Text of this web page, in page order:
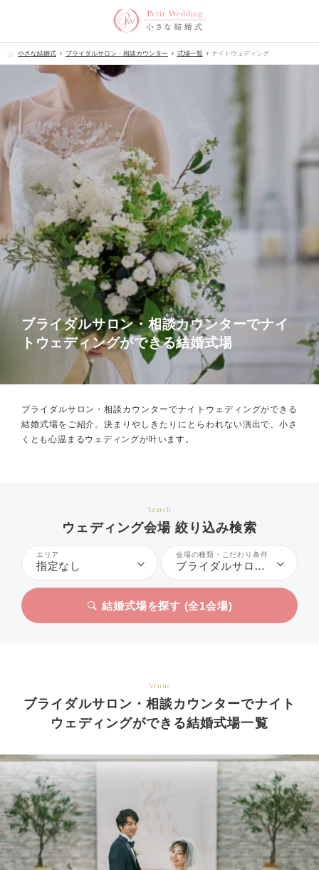
小さな結婚式 ブライダルサロン・相談カウンター 式場一覧 ナイトウェディング
ブライダルサロン・相談カウンターでナイ
トウェディングができる結婚式場
ブライダルサロン・相談カウンターでナイトウェディングができる
結婚式場をご紹介。決まりやしきたりにとらわれない演出で、小さ
くとも心温まるウェディングが叶います。
Search
ウェディング会場 絞り込み検索
エリア
指定なし
会場の種類・こだわり条件
ブライダルサロン・相談カウンター、ナイトウェディング
結婚式場を探す (全1会場)
Venue
ブライダルサロン・相談カウンターでナイト
ウェディングができる結婚式場一覧